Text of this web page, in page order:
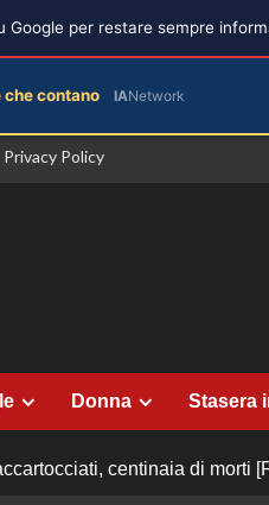
Privacy Policy
Donna Stasera
centinaia di morti
Google per restare sempre
contano IANetwork